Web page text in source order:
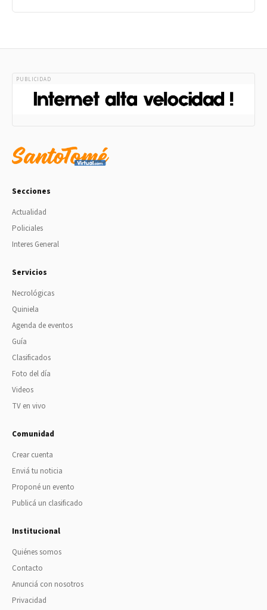
PUBLICIDAD
Secciones
Actualidad
Policiales
Interes General
Servicios
Necrológicas
Quiniela
Agenda de eventos
Guía
Clasificados
Foto del día
Videos
TV en vivo
Comunidad
Crear cuenta
Enviá tu noticia
Proponé un evento
Publicá un clasificado
Institucional
Quiénes somos
Contacto
Anunciá con nosotros
Privacidad